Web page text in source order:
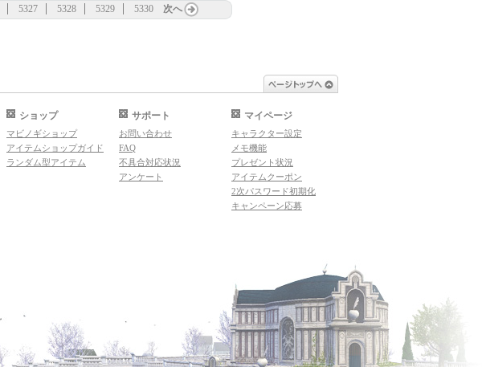
5327 5328 5329 5330 次へ
ショップ
マビノギショップ
アイテムショップガイド
ランダム型アイテム
サポート
お問い合わせ
FAQ
不具合対応状況
アンケート
マイページ
キャラクター設定
メモ機能
プレゼント状況
アイテムクーポン
2次パスワード初期化
キャンペーン応募